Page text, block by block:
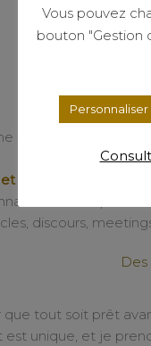
d’éclairage
, avec
complète
discours,
Des
tout soit prêt
unique, et je
Vous pouvez
bouton "Gestion